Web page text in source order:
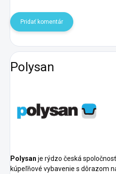
Pridať komentár
Polysan
Polysan je rýdzo česká
kúpeľňové vybavenie s dôrazom